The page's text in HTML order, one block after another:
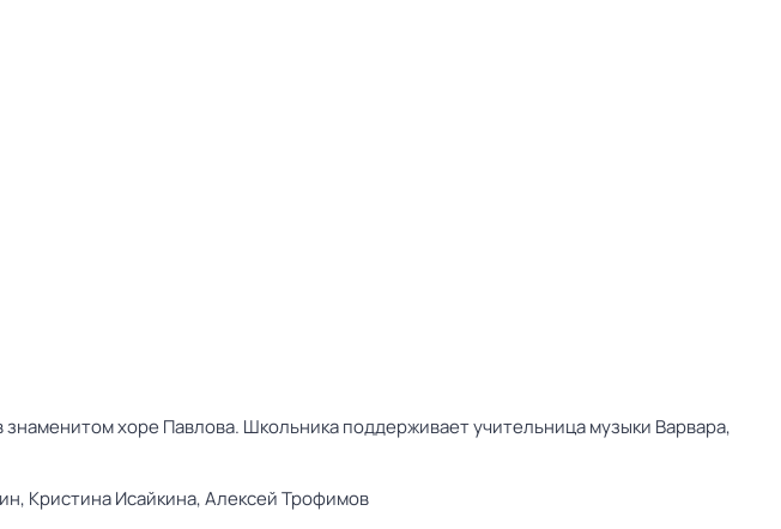
хоре Павлова. Школьника поддерживает учительница музыки Варвара,
Кристина Исайкина,Алексей Трофимов